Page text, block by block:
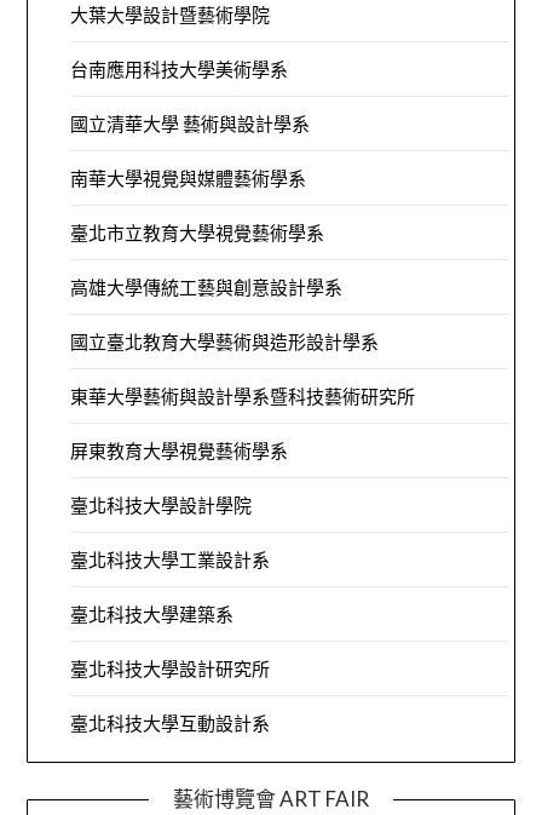
大葉大學設計暨藝術學院
台南應用科技大學美術學系
國立清華大學 藝術與設計學系
南華大學視覺與媒體藝術學系
臺北市立教育大學視覺藝術學系
高雄大學傳統工藝與創意設計學系
國立臺北教育大學藝術與造形設計學系
東華大學藝術與設計學系暨科技藝術研究所
屏東教育大學視覺藝術學系
臺北科技大學設計學院
臺北科技大學工業設計系
臺北科技大學建築系
臺北科技大學設計研究所
臺北科技大學互動設計系
藝術博覽會 ART FAIR